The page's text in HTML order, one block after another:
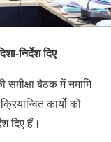
निर्देश दिए
बैठक में नमामि
कार्यो को
दिए हैं।